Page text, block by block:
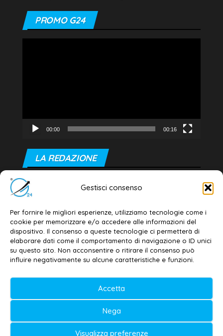
Gestisci consenso
Per fornire le migliori esperienze, utilizziamo tecnologie come i
cookie per memorizzare e/o accedere alle informazioni del
dispositivo. Il consenso a queste tecnologie ci permetterà di
elaborare dati come il comportamento di navigazione o ID unici
su questo sito. Non acconsentire o ritirare il consenso può
influire negativamente su alcune caratteristiche e funzioni.
Accetta
Nega
Visualizza preferenze
PROMO G24
00:00 00:16
LA REDAZIONE
Editore e direttore responsabile:
Dott. Daniele G. Masciullo
Email: redazione@galatina24.it
Contatti –Disclaimer
Privacy policy –Cookie policy
Testata iscritta al n. 11/2020 Registro della
Stampa Tribunale di Lecce
Editore e direttore responsabile: